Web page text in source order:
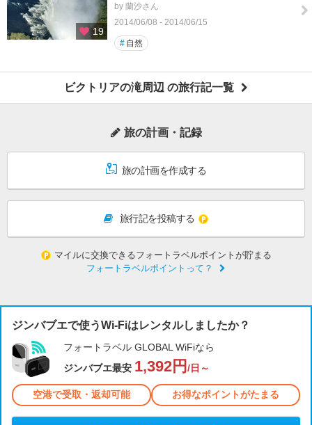
19
by 蘭沙さん
2014/06/08 - 2014/06/15
# 自然
ビクトリアの滝周辺 の旅行記一覧
旅の計画・記録
旅の計画を作成する
旅行記を投稿する
マイルに交換できるフォートラベルポイントが貯まる
フォートラベルポイントって？
ジンバブエで使うWi-Fiはレンタルしましたか？
フォートラベル GLOBAL WiFiなら
ジンバブエ最安 1,392円 /日～
空港で受取・返却可能 お得なポイントがたまる